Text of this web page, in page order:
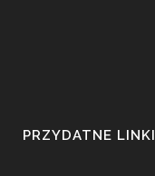
PRZYDATNE LINKI